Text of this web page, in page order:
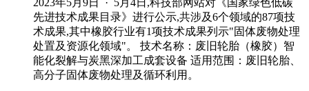
先进技术成果目录》进行公示,共涉及6个领域的87项技
术成果,其中橡胶行业有1项技术成果列示"固体废物处理
处置及资源化领域"。 技术名称：废旧轮胎（橡胶）智
能化裂解与炭黑深加工成套设备 适用范围：废旧轮胎、
高分子固体废物处理及循环利用。